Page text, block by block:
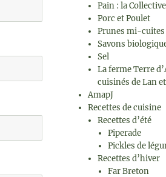
Pain : la Collective
Porc et Poulet
Prunes mi-cuites
Savons
Sel
La ferme Terre
cuisinés de Lan
AmapJ
Recettes de cuisine
Recettes d’été
Piperade
Pickles de
Recettes d’hiver
Far Breton